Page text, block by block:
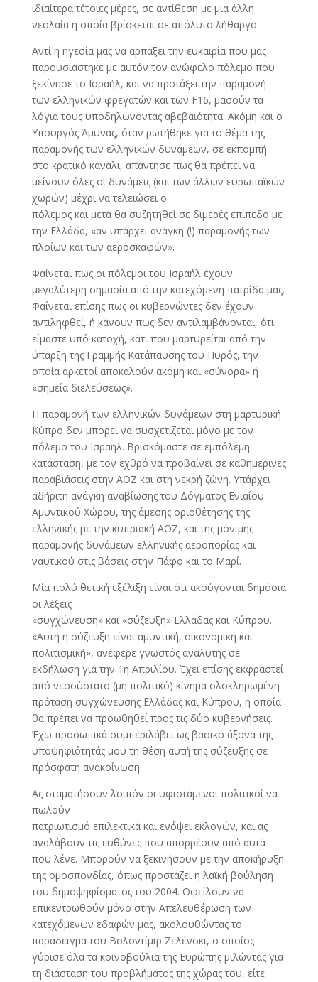
ιδιαίτερα τέτοιες μέρες, σε αντίθεση με μια άλλη
νεολαία η οποία βρίσκεται σε απόλυτο λήθαργο.
Αντί η ηγεσία μας να αρπάξει την ευκαιρία που μας
παρουσιάστηκε με αυτόν τον ανώφελο πόλεμο που
ξεκίνησε το Ισραήλ, και να προτάξει την παραμονή
των ελληνικών φρεγατών και των F16, μασούν τα
λόγια τους υποδηλώνοντας αβεβαιότητα. Ακόμη και ο
Υπουργός Άμυνας, όταν ρωτήθηκε για το θέμα της
παραμονής των ελληνικών δυνάμεων, σε εκπομπή
στο κρατικό κανάλι, απάντησε πως θα πρέπει να
μείνουν όλες οι δυνάμεις (και των άλλων ευρωπαϊκών
χωρών) μέχρι να τελειώσει ο
πόλεμος και μετά θα συζητηθεί σε διμερές επίπεδο με
την Ελλάδα, «αν υπάρχει ανάγκη (!) παραμονής των
πλοίων και των αεροσκαφών».
Φαίνεται πως οι πόλεμοι του Ισραήλ έχουν
μεγαλύτερη σημασία από την κατεχόμενη πατρίδα μας.
Φαίνεται επίσης πως οι κυβερνώντες δεν έχουν
αντιληφθεί, ή κάνουν πως δεν αντιλαμβάνονται, ότι
είμαστε υπό κατοχή, κάτι που μαρτυρείται από την
ύπαρξη της Γραμμής Κατάπαυσης του Πυρός, την
οποία αρκετοί αποκαλούν ακόμη και «σύνορα» ή
«σημεία διελεύσεως».
Η παραμονή των ελληνικών δυνάμεων στη μαρτυρική
Κύπρο δεν μπορεί να συσχετίζεται μόνο με τον
πόλεμο του Ισραήλ. Βρισκόμαστε σε εμπόλεμη
κατάσταση, με τον εχθρό να προβαίνει σε καθημερινές
παραβιάσεις στην ΑΟΖ και στη νεκρή ζώνη. Υπάρχει
αδήριτη ανάγκη αναβίωσης του Δόγματος Ενιαίου
Αμυντικού Χώρου, της άμεσης οριοθέτησης της
ελληνικής με την κυπριακή ΑΟΖ, και της μόνιμης
παραμονής δυνάμεων ελληνικής αεροπορίας και
ναυτικού στις βάσεις στην Πάφο και το Μαρί.
Μία πολύ θετική εξέλιξη είναι ότι ακούγονται δημόσια
οι λέξεις
«συγχώνευση» και «σύζευξη» Ελλάδας και Κύπρου.
«Αυτή η σύζευξη είναι αμυντική, οικονομική και
πολιτισμική», ανέφερε γνωστός αναλυτής σε
εκδήλωση για την 1η Απριλίου. Έχει επίσης εκφραστεί
από νεοσύστατο (μη πολιτικό) κίνημα ολοκληρωμένη
πρόταση συγχώνευσης Ελλάδας και Κύπρου, η οποία
θα πρέπει να προωθηθεί προς τις δύο κυβερνήσεις.
Έχω προσωπικά συμπεριλάβει ως βασικό άξονα της
υποψηφιότητάς μου τη θέση αυτή της σύζευξης σε
πρόσφατη ανακοίνωση.
Ας σταματήσουν λοιπόν οι υφιστάμενοι πολιτικοί να
πωλούν
πατριωτισμό επιλεκτικά και ενόψει εκλογών, και ας
αναλάβουν τις ευθύνες που απορρέουν από αυτά
που λένε. Μπορούν να ξεκινήσουν με την αποκήρυξη
της ομοσπονδίας, όπως προστάζει η λαϊκή βούληση
του δημοψηφίσματος του 2004. Οφείλουν να
επικεντρωθούν μόνο στην Απελευθέρωση των
κατεχόμενων εδαφών μας, ακολουθώντας το
παράδειγμα του Βολοντίμιρ Ζελένσκι, ο οποίος
γύρισε όλα τα κοινοβούλια της Ευρώπης μιλώντας για
τη διάσταση του προβλήματος της χώρας του, είτε